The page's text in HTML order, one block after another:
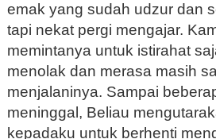
emak yang sudah udzur dan
tapi nekat pergi mengajar.
memintanya untuk istirahat
menolak dan merasa masih
menjalaninya. Sampai
meninggal, Beliau
kepadaku untuk berhenti